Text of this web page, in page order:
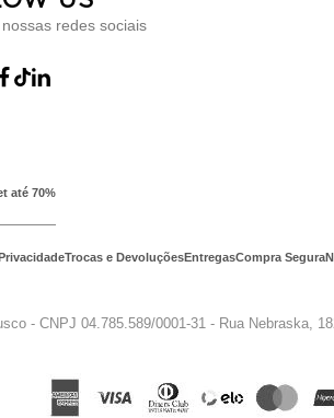
redes sociais
até 70%
Trocas e DevoluçõesEntregasCompra Segura
- CNPJ 04.785.589/0001-31 - Rua Nebraska,